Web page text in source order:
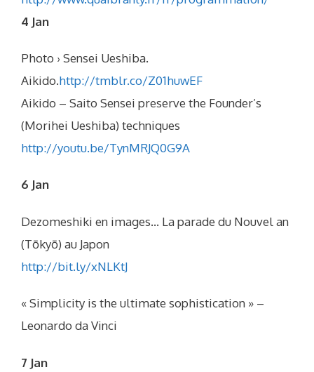
4 Jan
Photo › Sensei Ueshiba.
Aikido.http://tmblr.co/Z01huwEF
Aikido – Saito Sensei preserve the Founder’s
(Morihei Ueshiba) techniques
http://youtu.be/TynMRJQ0G9A
6 Jan
Dezomeshiki en images… La parade du Nouvel an
(Tōkyō) au Japon
http://bit.ly/xNLKtJ
« Simplicity is the ultimate sophistication » –
Leonardo da Vinci
7 Jan